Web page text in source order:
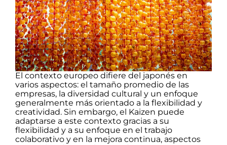
El contexto europeo difiere del japonés en
varios aspectos: el tamaño promedio de las
empresas, la diversidad cultural y un enfoque
generalmente más orientado a la flexibilidad y
creatividad. Sin embargo, el Kaizen puede
adaptarse a este contexto gracias a su
flexibilidad y a su enfoque en el trabajo
colaborativo y en la mejora continua, aspectos